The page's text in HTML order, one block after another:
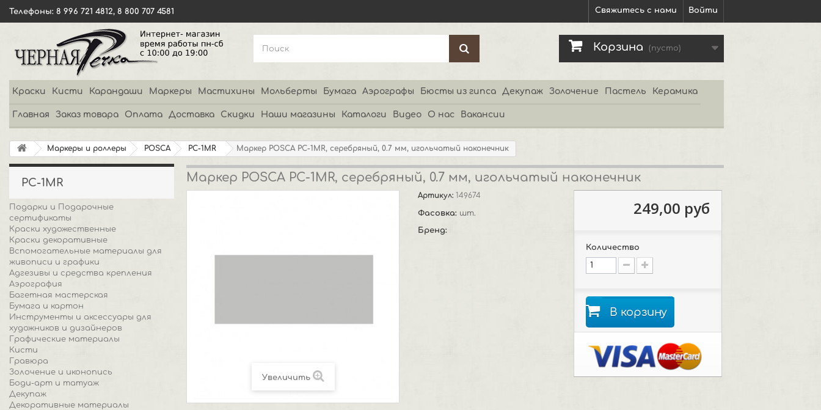
Войти
Свяжитесь с нами
Телефоны: 8 996 721 4812, 8 800 707 4581
Корзина (пусто)
Краски Кисти Карандаши Маркеры Мастихины Мольберты Бумага Аэрографы Бюсты из гипса Декупаж Золочение Пастель Керамика
Главная Заказ товара Оплата Доставка Скидки Наши магазины Каталоги Видео О нас Вакансии
Маркеры и роллеры POSCA PC-1MR Маркер POSCA PC-1MR, серебряный, 0.7 мм, игольчатый наконечник
PC-1MR
Подарки и Подарочные
сертификаты
Краски художественные
Краски декоративные
Вспомогательные материалы для
живописи и графики
Адгезивы и средства крепления
Аэрография
Багетная мастерская
Бумага и картон
Инструменты и аксессуары для
художников и дизайнеров
Графические материалы
Кисти
Гравюра
Золочение и иконопись
Боди-арт и татуаж
Декупаж
Декоративные материалы
Маркер POSCA PC-1MR, серебряный, 0.7 мм, игольчатый наконечник
Увеличить
Артикул:149674
Фасовка: шт.
Бренд:
249,00 руб
Количество
В корзину